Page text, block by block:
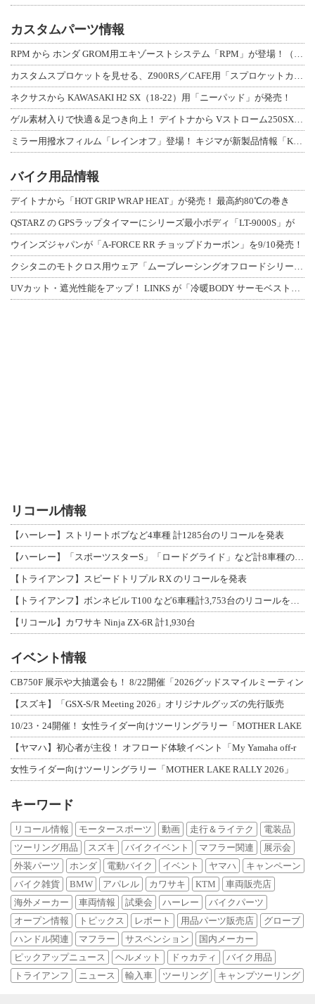
カスタムパーツ情報
RPM から ホンダ GROM用エキゾーストシステム「RPM」が登場！（動画あり
カスタムスプロケットを見せる、Z900RS／CAFE用「スプロケットカバーフルキ
ネクサスから KAWASAKI H2 SX（18-22）用「ニーパッド」が発売！
ゲル素材入りで快適＆足つき向上！ デイトナから Vストローム250SX用「快適ロ
ミラー用撥水フィルム「レインオフ」登場！ キジマが新製品情報「KIJIMA NE
バイク用品情報
デイトナから「HOT GRIP WRAP HEAT」が発売！ 最高約80℃の巻き
QSTARZ の GPSラップタイマーにシリーズ最小ボディ「LT-9000S」が
ウインズジャパンが「A-FORCE RR チョップドカーボン」を9/10発売！
クシタニのモトクロス用ウェア「ムーブレーシングオフロードシリーズ」3アイテムが登
UVカット・遮光性能をアップ！ LINKS が「冷暖BODY サーモベスト」改良
リコール情報
【ハーレー】ストリートボブなど4車種 計1285台のリコールを発表
【ハーレー】「スポーツスターS」「ロードグライド」など計8車種のリコールを発表
【トライアンフ】スピードトリプル RX のリコールを発表
【トライアンフ】ボンネビル T100 など6車種計3,753台のリコールを発表
【リコール】カワサキ Ninja ZX-6R 計1,930台
イベント情報
CB750F 展示や大抽選会も！ 8/22開催「2026グッドスマイルミーティン
【スズキ】「GSX-S/R Meeting 2026」オリジナルグッズの先行販売
10/23・24開催！ 女性ライダー向けツーリングラリー「MOTHER LAKE
【ヤマハ】初心者が主役！ オフロード体験イベント「My Yamaha off-r
女性ライダー向けツーリングラリー「MOTHER LAKE RALLY 2026」
キーワード
リコール情報 モータースポーツ 動画 走行＆ライテク
電装品
ツーリング用品
スズキ バイクイベント マフラー関連
展示会
外装パーツ
ホンダ 電動バイク イベント ヤマハ
キャンペーン
バイク雑貨
BMW アパレル カワサキ KTM
車両販売店
海外メーカー
車両情報 試乗会 ハーレー
バイクパーツ
オープン情報
トピックス レポート 用品パーツ販売店
グローブ
ハンドル関連
マフラー サスペンション
国内メーカー
ピックアップニュース
ヘルメット ドゥカティ
バイク用品
トライアンフ
ニュース 輸入車 ツーリング キャンプツーリング